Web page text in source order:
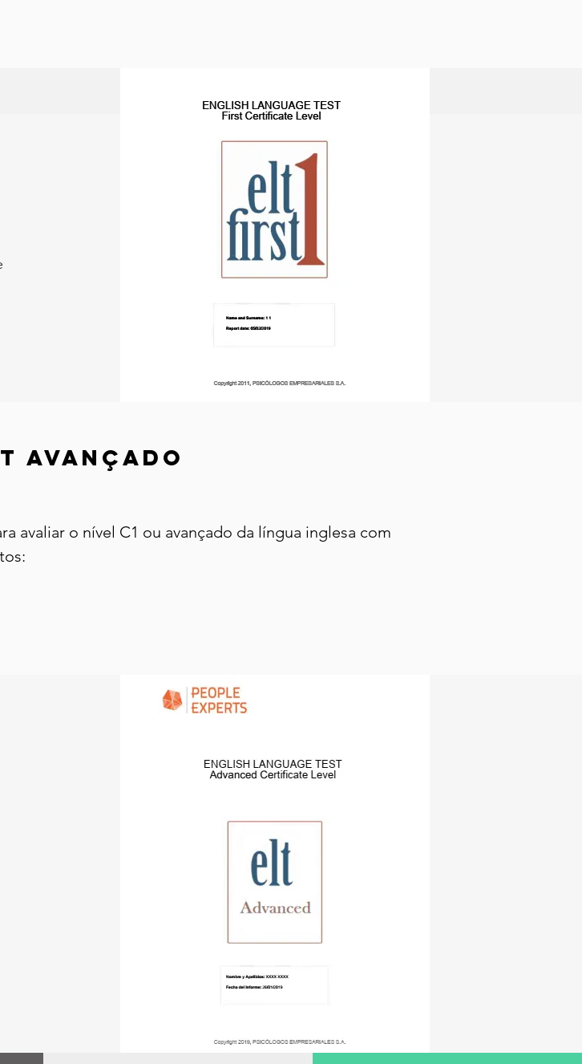
AVANÇADO
avaliar o nível C1 ou avançado da língua inglesa com